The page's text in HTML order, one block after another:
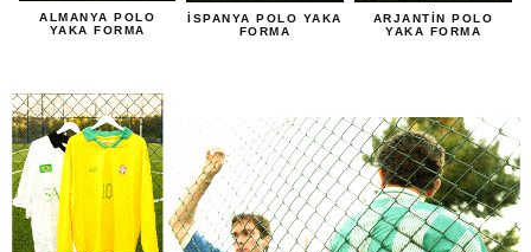
ALMANYA POLO
YAKA FORMA
İSPANYA POLO YAKA
FORMA
ARJANTİN POLO
YAKA FORMA